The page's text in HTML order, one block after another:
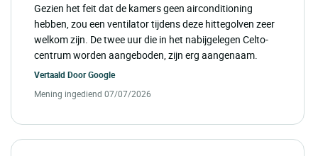
Gezien het feit dat de kamers geen airconditioning
hebben, zou een ventilator tijdens deze hittegolven zeer
welkom zijn. De twee uur die in het nabijgelegen Celto-
centrum worden aangeboden, zijn erg aangenaam.
Vertaald DoorGoogle
Mening ingediend 07/07/2026